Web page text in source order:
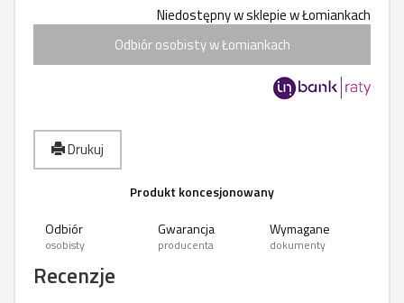
Niedostępny w sklepie w Łomiankach
Odbiór osobisty w Łomiankach
Drukuj
Produkt koncesjonowany
Odbiór
osobisty
Gwarancja
producenta
Wymagane
dokumenty
Recenzje